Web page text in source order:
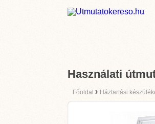
Használati
Főoldal › Háztartási